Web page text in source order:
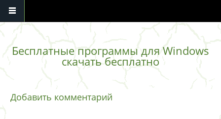
Перейти к основному содержанию
Бесплатные программы для Windows
скачать бесплатно
Добавить комментарий